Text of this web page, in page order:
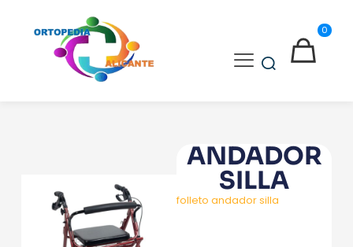
0
ANDADOR
SILLA
folleto andador silla